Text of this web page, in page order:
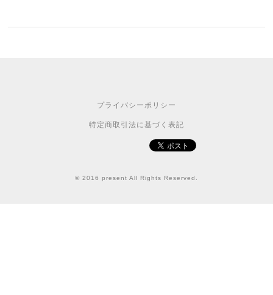
プライバシーポリシー
特定商取引法に基づく表記
© 2016 present All Rights Reserved.